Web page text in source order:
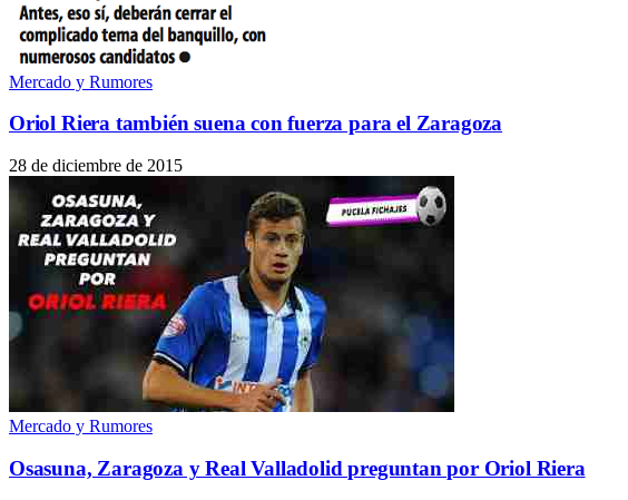
Mercado y Rumores
Oriol Riera también suena con fuerza para el Zaragoza
28 de diciembre de 2015
Mercado y Rumores
Osasuna, Zaragoza y Real Valladolid preguntan por Oriol Riera